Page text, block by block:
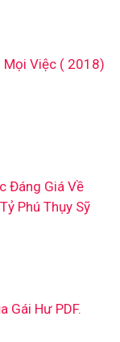
Mọi Việc ( 2018)
Đáng Giá Về
Phú Thụy Sỹ
Gái Hư PDF.